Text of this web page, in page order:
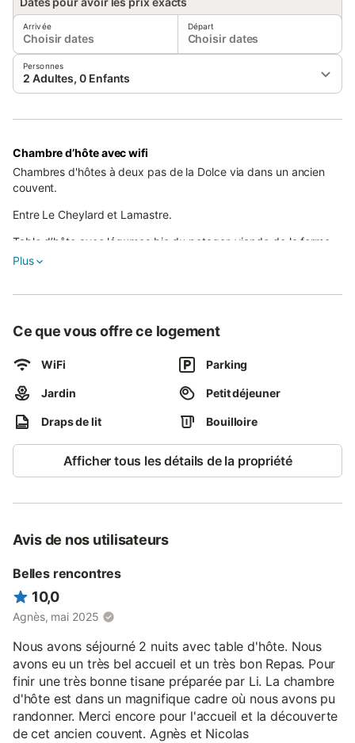
Arrivée
Choisir dates
Départ
Choisir dates
Personnes
2 Adultes, 0 Enfants
Chambre d’hôte avec wifi
Chambres d'hôtes à deux pas de la Dolce via dans un ancien
couvent.
Entre Le Cheylard et Lamastre.
Table d’hôte avec légumes bio du potager, viande de la ferme,
dessert faits maison. Chambre charmante (murs en pierre
Plus
Ce que vous offre ce logement
WiFi Parking
Jardin Petit déjeuner
Draps de lit Bouilloire
Afficher tous les détails de la propriété
Avis de nos utilisateurs
Belles rencontres
10,0
Agnès, mai 2025
Nous avons séjourné 2 nuits avec table d'hôte. Nous
avons eu un très bel accueil et un très bon Repas. Pour
finir une très bonne tisane préparée par Li. La chambre
d'hôte est dans un magnifique cadre où nous avons pu
randonner. Merci encore pour l'accueil et la découverte
de cet ancien couvent. Agnès et Nicolas